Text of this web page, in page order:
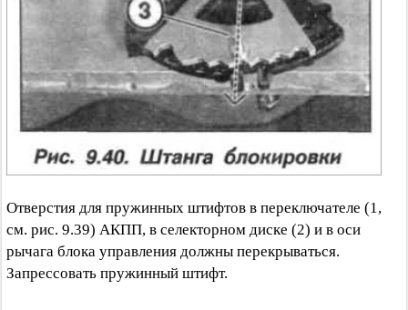
Отверстия для пружинных штифтов в переключателе (1,
см. рис. 9.39) АКПП, в селекторном диске (2) и в оси
рычага блока управления должны перекрываться.
Запрессовать пружинный штифт.